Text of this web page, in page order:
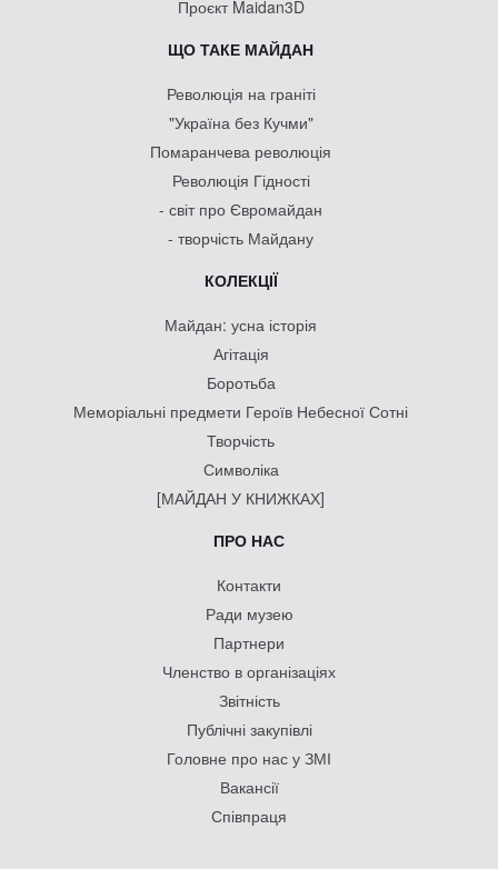
Проєкт Maidan3D
ЩО ТАКЕ МАЙДАН
Революція на граніті
"Україна без Кучми"
Помаранчева революція
Революція Гідності
- світ про Євромайдан
- творчість Майдану
КОЛЕКЦІЇ
Майдан: усна історія
Агітація
Боротьба
Меморіальні предмети Героїв Небесної Сотні
Творчість
Символіка
[МАЙДАН У КНИЖКАХ]
ПРО НАС
Контакти
Ради музею
Партнери
Членство в організаціях
Звітність
Публічні закупівлі
Головне про нас у ЗМІ
Вакансії
Співпраця